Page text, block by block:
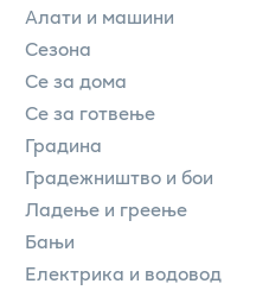
Алати и машини
Сезона
Се за дома
Се за готвење
Градина
Градежништво и бои
Ладење и греење
Бањи
Електрика и водовод